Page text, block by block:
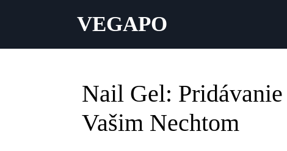
VEGAPO
Nail Gel:
Vašim Nechtom